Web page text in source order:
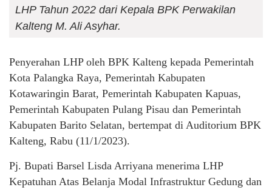
LHP Tahun 2022 dari Kepala BPK Perwakilan
Kalteng M. Ali Asyhar.
Penyerahan LHP oleh BPK Kalteng kepada Pemerintah
Kota Palangka Raya, Pemerintah Kabupaten
Kotawaringin Barat, Pemerintah Kabupaten Kapuas,
Pemerintah Kabupaten Pulang Pisau dan Pemerintah
Kabupaten Barito Selatan, bertempat di Auditorium BPK
Kalteng, Rabu (11/1/2023).
Pj. Bupati Barsel Lisda Arriyana menerima LHP
Kepatuhan Atas Belanja Modal Infrastruktur Gedung dan